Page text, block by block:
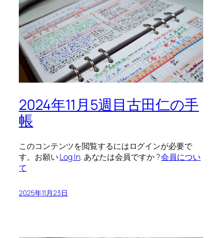
2024年11月5週目古田仁の手
帳
このコンテンツを閲覧するにはログインが必要で
す。お願いLog In. あなたは会員ですか ?会員につい
て
2025年11月23日